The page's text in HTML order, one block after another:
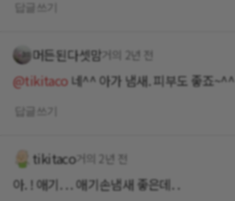
머든된다셋맘 거의 2년 전
@tikitaco네^^ 아가 냄새. 피부도 좋죠~^^
tikitaco거의 2년 전
아. ! 애기. . . 애기손냄새 좋은데. .